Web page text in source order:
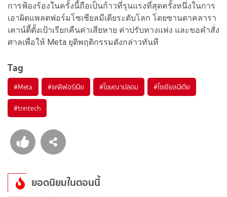
การฟ้องร้องในครั้งนี้ถือเป็นก้าวที่รุนแรงที่สุดครั้งหนึ่งในการ
เอาผิดแพลตฟอร์มโซเชียลมีเดียระดับโลก โดยซานตาคลารา
เคาน์ตี้ตั้งเป้าเรียกคืนค่าเสียหาย ค่าปรับทางแพ่ง และขอคำสั่ง
ศาลเพื่อให้ Meta ยุติพฤติกรรมดังกล่าวทันที
Tag
#Meta #แคลิฟอร์เนีย #โฆษณาปลอม #โซเชียลมีเดีย
#tnntech
ยอดนิยมในตอนนี้